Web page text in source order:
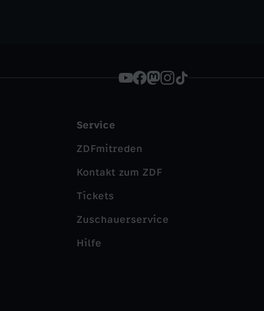
Service
ZDFmitreden
Kontakt zum ZDF
Tickets
Zuschauerservice
Hilfe